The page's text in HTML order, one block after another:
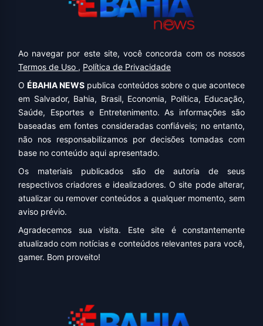
Ao navegar por este site, você concorda com os nossos
Termos de Uso , Política de Privacidade
OÉBAHIA NEWS publica conteúdos sobre o que acontece
em Salvador, Bahia, Brasil, Economia, Política, Educação,
Saúde, Esportes e Entretenimento. As informações são
baseadas em fontes consideradas confiáveis; no entanto,
não nos responsabilizamos por decisões tomadas com
base no conteúdo aqui apresentado.
Os materiais publicados são de autoria de seus
respectivos criadores e idealizadores. O site pode alterar,
atualizar ou remover conteúdos a qualquer momento, sem
aviso prévio.
Agradecemos sua visita. Este site é constantemente
atualizado com notícias e conteúdos relevantes para você,
gamer. Bom proveito!